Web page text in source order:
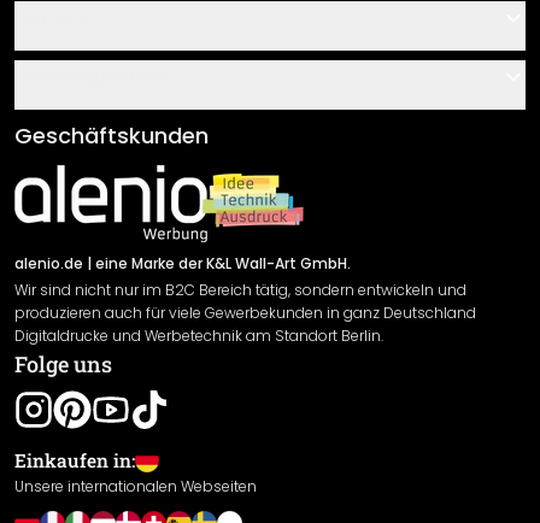
Über uns
Klebe- und Montageanleitungen
Newsletter An-/Abmeldung
Sendungsverfolgung
AGB
Impressum
Versand & Zahlung
Rücksendung
Widerrufsrecht
Datenschutzerklärung
Gewährleistung
Leistungserklärung / CE-Zeichen
Cookie Einstellungen
Geschäftskunden
alenio.de | eine Marke der K&L Wall-Art GmbH.
Wir sind nicht nur im B2C Bereich tätig, sondern entwickeln und
produzieren auch für viele Gewerbekunden in ganz Deutschland
Digitaldrucke und Werbetechnik am Standort Berlin.
Folge uns
Einkaufen in:
Unsere internationalen Webseiten